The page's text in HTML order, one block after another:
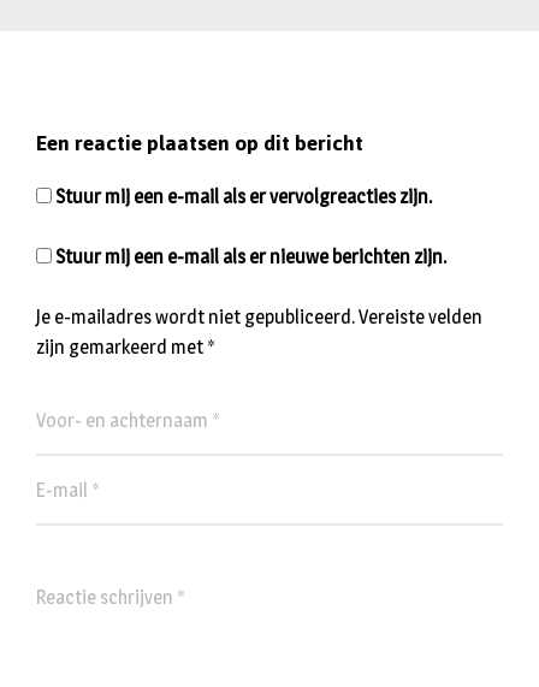
Een reactie plaatsen op dit bericht
Je e-mailadres wordt niet gepubliceerd.Vereiste velden
zijn gemarkeerd met *
Stuur mij een e-mail als er vervolgreacties zijn.
Stuur mij een e-mail als er nieuwe berichten zijn.